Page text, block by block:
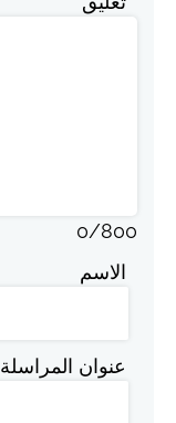
0/800
الاسم
عنوان المراسلة